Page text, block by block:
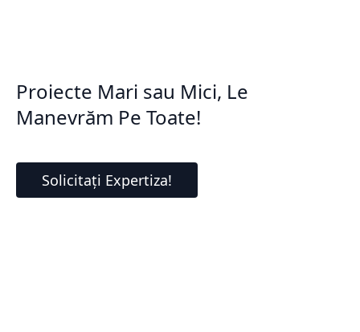
Proiecte Mari sau Mici, Le
Manevrăm Pe Toate!
Solicitați Expertiza!